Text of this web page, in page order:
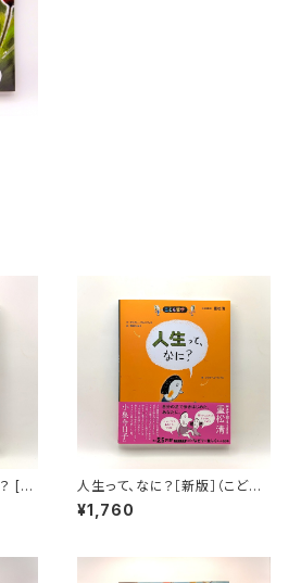
[新
人生って、なに？［新版］（こども
哲学）
¥1,760